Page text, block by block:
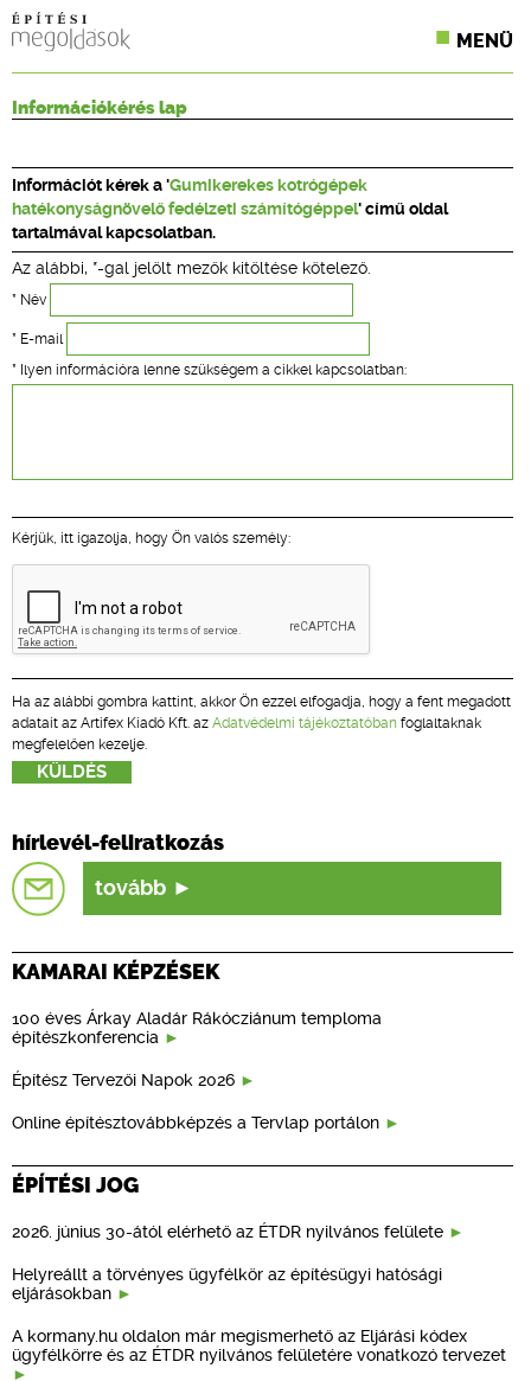
MENÜ
CPR TERMÉKKIÍRÁS
ÉPÍTÉSI JOG
TERVEZÉSI SEGÉDLETEK
Információkérés lap
Információt kérek a 'Gumikerekes kotrógépek
hatékonyságnövelő fedélzeti számítógéppel' című oldal
tartalmával kapcsolatban.
Az alábbi, *-gal jelölt mezők kitöltése kötelező.
* Név
* E-mail
* Ilyen információra lenne szükségem a cikkel kapcsolatban:
Kérjük, itt igazolja, hogy Ön valós személy:
Ha az alábbi gombra kattint, akkor Ön ezzel elfogadja, hogy a fent megadott
adatait az Artifex Kiadó Kft. az Adatvédelmi tájékoztatóban foglaltaknak
megfelelően kezelje.
hírlevél-feliratkozás
tovább
KAMARAI KÉPZÉSEK
100 éves Árkay Aladár Rákócziánum temploma
építészkonferencia
Építész Tervezői Napok 2026
Online építésztovábbképzés a Tervlap portálon
ÉPÍTÉSI JOG
2026. június 30-ától elérhető az ÉTDR nyilvános felülete
Helyreállt a törvényes ügyfélkör az építésügyi hatósági
eljárásokban
A kormany.hu oldalon már megismerhető az Eljárási kódex
ügyfélkörre és az ÉTDR nyilvános felületére vonatkozó tervezet